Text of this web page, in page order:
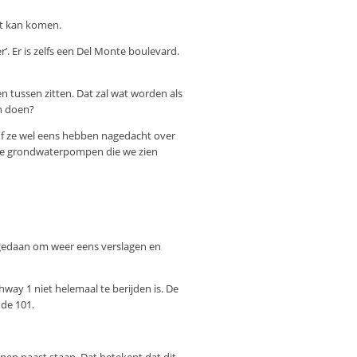
kan komen.
Er is zelfs een Del Monte boulevard.
tussen zitten. Dat zal wat worden als
doen?
ze wel eens hebben nagedacht over
grondwaterpompen die we zien
om weer eens verslagen en
1 niet helemaal te berijden is. De
101.